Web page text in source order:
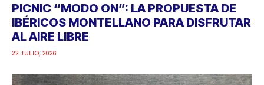
PICNIC “MODO ON”: LA PROPUESTA DE
IBÉRICOS MONTELLANO PARA DISFRUTAR
AL AIRE LIBRE
22 JULIO, 2026